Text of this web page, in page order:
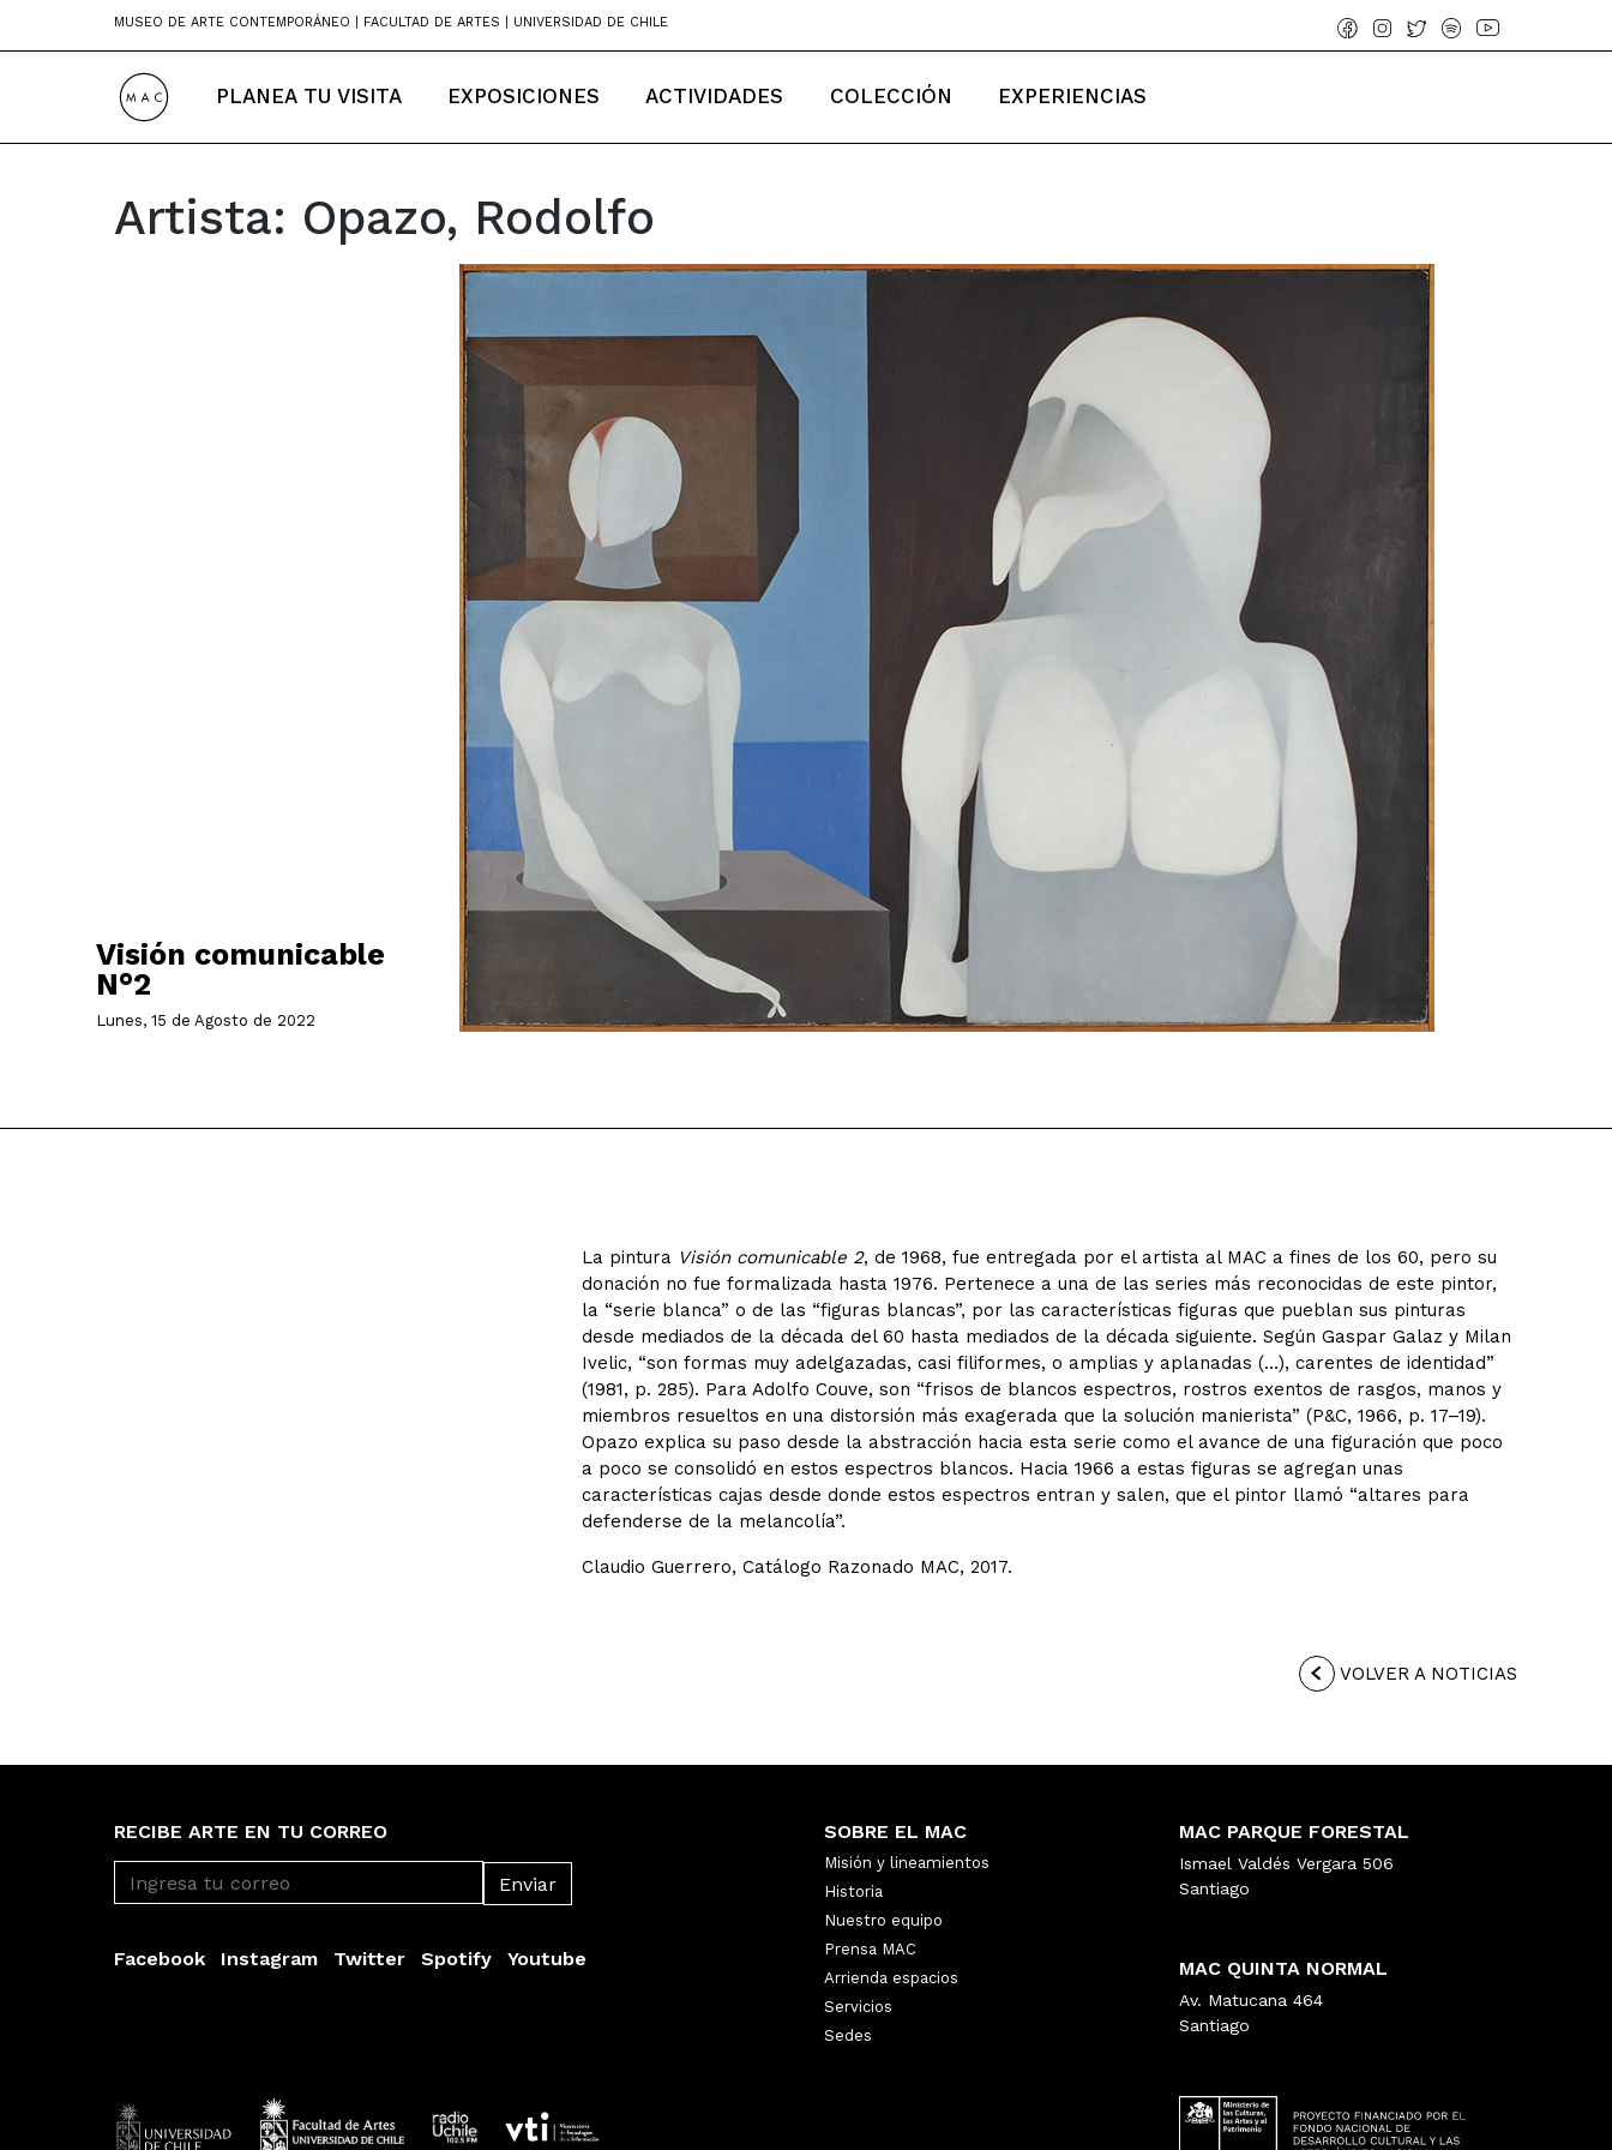
MUSEO DE ARTE CONTEMPORÁNEO | FACULTAD DE ARTES | UNIVERSIDAD DE CHILE
PLANEA TU VISITA EXPOSICIONES ACTIVIDADES COLECCIÓN EXPERIENCIAS
Artista: Opazo, Rodolfo
Visión comunicable
N°2
Lunes, 15 de Agosto de 2022
La pintura Visión comunicable 2, de 1968, fue entregada por el artista al MAC a fines de los 60, pero su
donación no fue formalizada hasta 1976. Pertenece a una de las series más reconocidas de este pintor,
la “serie blanca” o de las “figuras blancas”, por las características figuras que pueblan sus pinturas
desde mediados de la década del 60 hasta mediados de la década siguiente. Según Gaspar Galaz y Milan
Ivelic, “son formas muy adelgazadas, casi filiformes, o amplias y aplanadas (…), carentes de identidad”
(1981, p. 285). Para Adolfo Couve, son “frisos de blancos espectros, rostros exentos de rasgos, manos y
miembros resueltos en una distorsión más exagerada que la solución manierista” (P&C, 1966, p. 17–19).
Opazo explica su paso desde la abstracción hacia esta serie como el avance de una figuración que poco
a poco se consolidó en estos espectros blancos. Hacia 1966 a estas figuras se agregan unas
características cajas desde donde estos espectros entran y salen, que el pintor llamó “altares para
defenderse de la melancolía”.
Claudio Guerrero, Catálogo Razonado MAC, 2017.
VOLVER A NOTICIAS
RECIBE ARTE EN TU CORREO
Facebook Instagram Twitter Spotify Youtube
SOBRE EL MAC
Misión y lineamientos
Historia
Nuestro equipo
Prensa MAC
Arrienda espacios
Servicios
Sedes
MAC PARQUE FORESTAL
Ismael Valdés Vergara 506
Santiago
MAC QUINTA NORMAL
Av. Matucana 464
Santiago